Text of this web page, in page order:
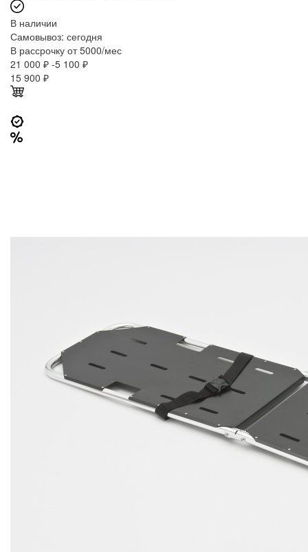
В наличии
Самовывоз: сегодня
В рассрочку от 5000/мес
21 000 ₽ -5 100 ₽
15 900 ₽